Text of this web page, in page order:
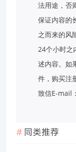
法用途，否
保证内容的
之而来的风
24个小时之
述内容。如
件，购买注
致信E-mail
同类推荐